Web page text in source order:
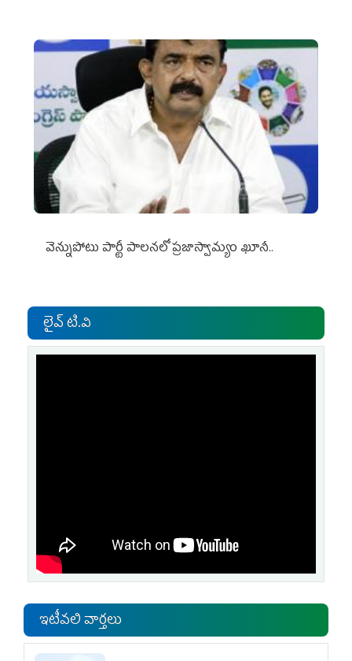
వెన్నుపోటు పార్టీ పాలనలో ప్రజాస్వామ్యం ఖూనీ..
లైవ్ టి.వి
ఇటీవలి వార్తలు